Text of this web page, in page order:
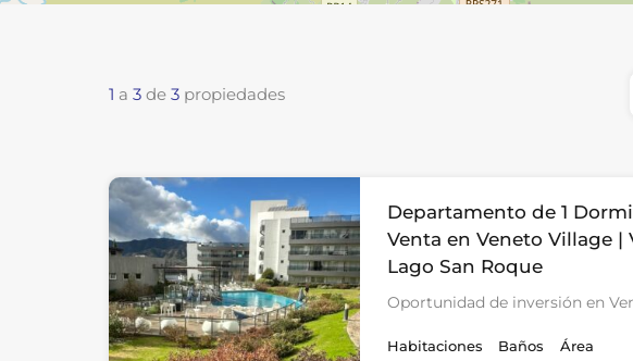
1 a 3 de 3 propiedades
Departamento de 1
Venta en Veneto Village |
Lago San Roque
Oportunidad de inversión en
Habitaciones
Baños
Área